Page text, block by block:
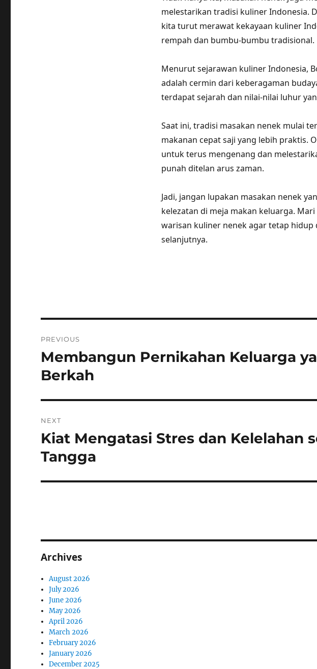
melestarikan tradisi kuliner Indonesia.
kita turut merawat kekayaan kuliner
rempah dan bumbu-bumbu tradisional.
Menurut sejarawan kuliner Indonesia,
adalah cermin dari keberagaman
terdapat sejarah dan nilai-nilai luhur
Saat ini, tradisi masakan nenek mulai
makanan cepat saji yang lebih praktis.
untuk terus mengenang dan
punah ditelan arus zaman.
Jadi, jangan lupakan masakan nenek
kelezatan di meja makan keluarga.
warisan kuliner nenek agar tetap hidup
selanjutnya.
navigation
PREVIOUS
Previous
post:
Membangun Pernikahan Keluarga
Berkah
NEXT
Next
post:
Kiat Mengatasi Stres dan Kelelahan
Tangga
Archives
August 2026
July 2026
June 2026
May 2026
April 2026
March 2026
February 2026
January 2026
December 2025